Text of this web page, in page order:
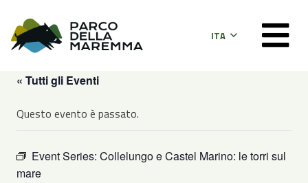
ITA
« Tutti gli Eventi
Questo evento è passato.
Event Series: Collelungo e Castel Marino: le torri sul
mare